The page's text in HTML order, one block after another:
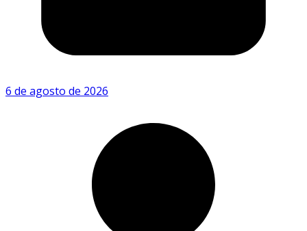
6 de agosto de 2026